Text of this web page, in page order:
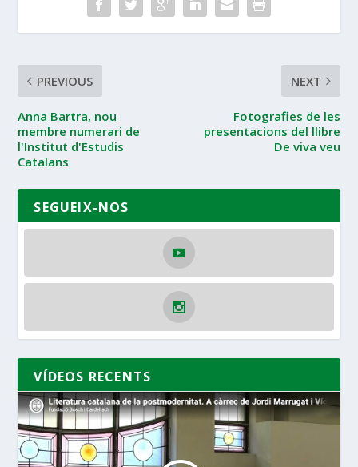
PREVIOUS
Anna Bartra, nou
membre numerari de
l'Institut d'Estudis
Catalans
NEXT
Fotografies de les
presentacions del llibre
De viva veu
SEGUEIX-NOS
VÍDEOS RECENTS